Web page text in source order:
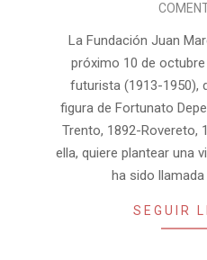
La Fundación Juan
próximo 10 de
futurista (1913-1950),
figura de Fortunato
Trento, 1892-Rovereto,
ella, quiere plantear una
ha sido llamada
SEGUIR